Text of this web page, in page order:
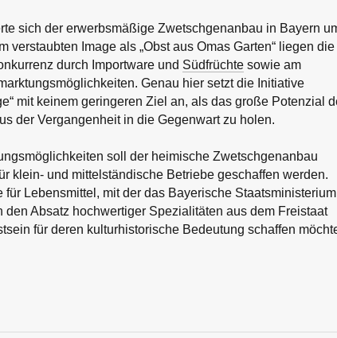
sich der erwerbsmäßige Zwetschgenanbau in Bayern
verstaubten Image als „Obst aus Omas Garten“ liegen die
durch Importware und Südfrüchtesowie am
Genau hier setzt die Initiative
mit keinem geringeren Ziel an, als das große Potenzial
der Vergangenheit in die Gegenwart zu holen.
soll der heimische Zwetschgenanbau
klein- und mittelständische Betriebe geschaffen werden.
Lebensmittel, mit der das Bayerische Staatsministerium
Absatz hochwertiger Spezialitäten aus dem Freistaat
für deren kulturhistorische Bedeutung schaffen